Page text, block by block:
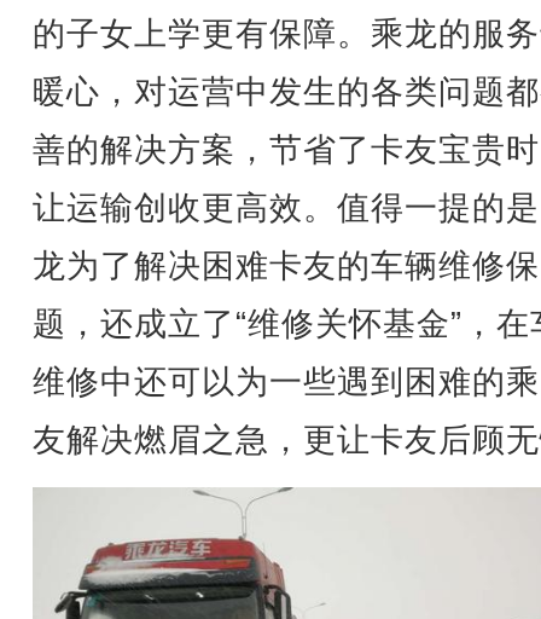
的子女上学更有保障。乘龙的服
暖心，对运营中发生的各类问题
善的解决方案，节省了卡友宝贵
让运输创收更高效。值得一提的
龙为了解决困难卡友的车辆维修
题，还成立了“维修关怀基金”，在
维修中还可以为一些遇到困难的
友解决燃眉之急，更让卡友后顾